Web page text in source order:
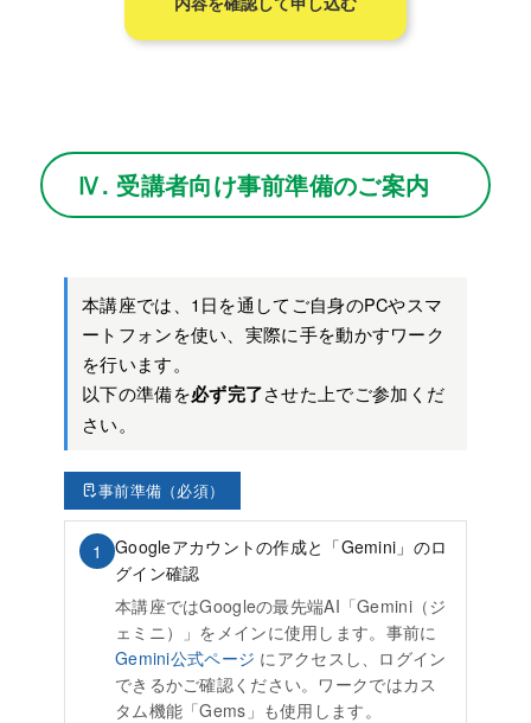
Ⅳ. 受講者向け事前準備のご案内
本講座では、1日を通してご自身のPCやスマ
ートフォンを使い、実際に手を動かすワーク
を行います。
以下の準備を必ず完了させた上でご参加くだ
さい。
事前準備（必須）
1
Googleアカウントの作成と「Gemini」のロ
グイン確認
本講座ではGoogleの最先端AI「Gemini（ジ
ェミニ）」をメインに使用します。事前に
Gemini公式ページ にアクセスし、ログイン
できるかご確認ください。ワークではカス
タム機能「Gems」も使用します。